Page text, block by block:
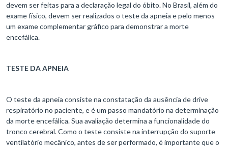
devem ser feitas para a declaração legal do óbito. No Brasil, além do
exame físico, devem ser realizados o teste da apneia e pelo menos
um exame complementar gráfico para demonstrar a morte
encefálica.
TESTE DA APNEIA
O teste da apneia consiste na constatação da ausência de drive
respiratório no paciente, e é um passo mandatório na determinação
da morte encefálica. Sua avaliação determina a funcionalidade do
tronco cerebral. Como o teste consiste na interrupção do suporte
ventilatório mecânico, antes de ser performado, é importante que o